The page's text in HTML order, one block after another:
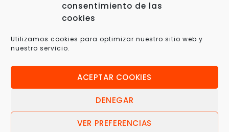
consentimiento de las
cookies
Utilizamos cookies para optimizar nuestro sitio web y
nuestro servicio.
ACEPTAR COOKIES
DENEGAR
VER PREFERENCIAS
Tecnología